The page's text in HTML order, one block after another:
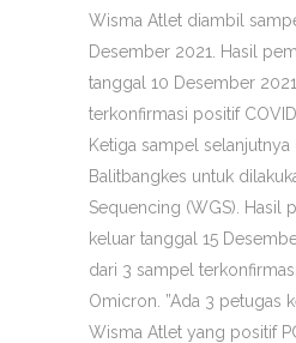
Wisma Atlet diambil
Desember 2021. Hasil
tanggal 10 Desember
terkonfirmasi positif
Ketiga sampel
Balitbangkes untuk
Sequencing (WGS). Hasil
keluar tanggal 15
dari 3 sampel
Omicron. ”Ada 3 petugas
Wisma Atlet yang positif